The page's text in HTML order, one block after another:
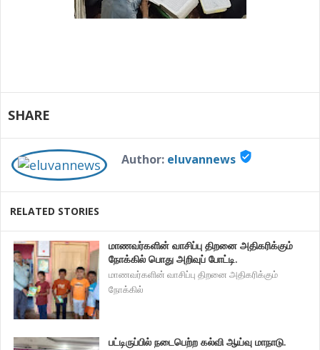
SHARE
Author: eluvannews verified_user
RELATED STORIES
மாணவர்களின் வாசிப்பு திறனை அதிகரிக்கும்
நோக்கில் பொது அறிவுப் போட்டி.
மாணவர்களின் வாசிப்பு திறனை அதிகரிக்கும்
நோக்கில்
பட்டிருப்பில் நடைபெற்ற கல்வி ஆய்வு மாநாடு.